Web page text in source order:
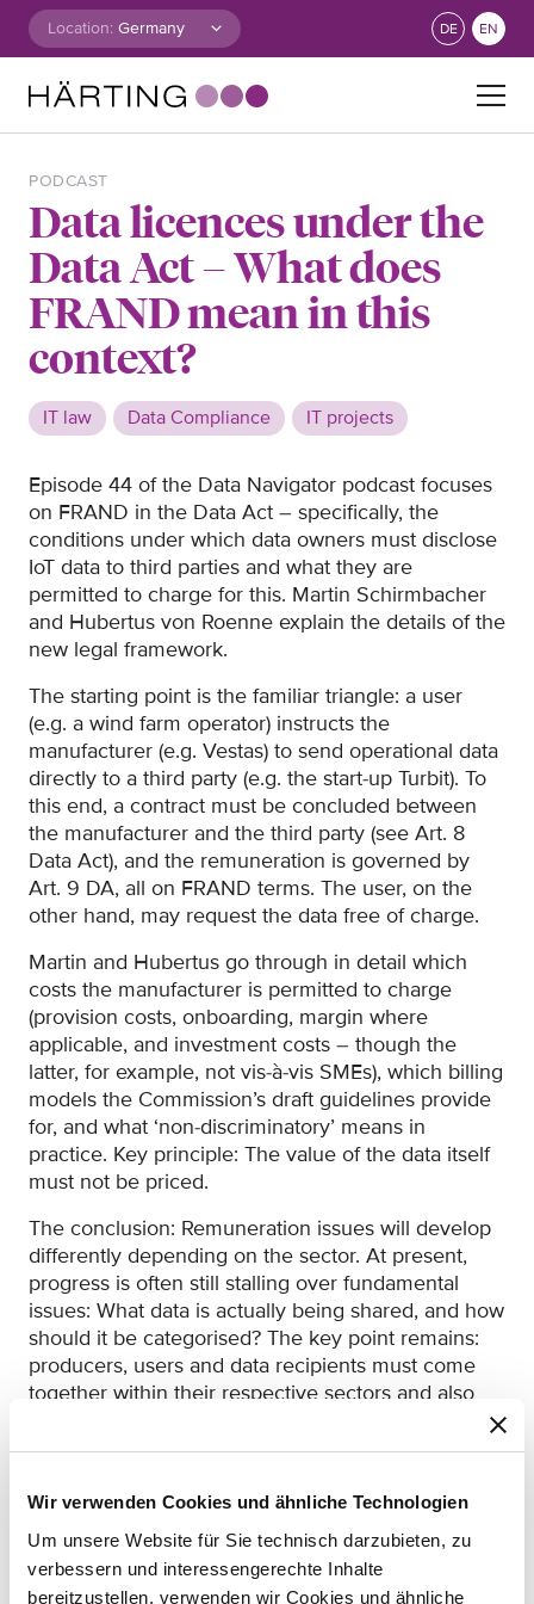
Wir verwenden Cookies und ähnliche Technologien
Um unsere Website für Sie technisch darzubieten, zu
verbessern und interessengerechte Inhalte
bereitzustellen, verwenden wir Cookies und ähnliche
Skip to content
Location: DE EN
PODCAST
Data licences under the
Data Act – What does
FRAND mean in this
context?
IT law Data Compliance IT projects
Episode 44 of the Data Navigator podcast focuses
on FRAND in the Data Act – specifically, the
conditions under which data owners must disclose
IoT data to third parties and what they are
permitted to charge for this. Martin Schirmbacher
and Hubertus von Roenne explain the details of the
new legal framework.
The starting point is the familiar triangle: a user
(e.g. a wind farm operator) instructs the
manufacturer (e.g. Vestas) to send operational data
directly to a third party (e.g. the start-up Turbit). To
this end, a contract must be concluded between
the manufacturer and the third party (see Art. 8
Data Act), and the remuneration is governed by
Art. 9 DA, all on FRAND terms. The user, on the
other hand, may request the data free of charge.
Martin and Hubertus go through in detail which
costs the manufacturer is permitted to charge
(provision costs, onboarding, margin where
applicable, and investment costs – though the
latter, for example, not vis-à-vis SMEs), which billing
models the Commission’s draft guidelines provide
for, and what ‘non-discriminatory’ means in
practice. Key principle: The value of the data itself
must not be priced.
The conclusion: Remuneration issues will develop
differently depending on the sector. At present,
progress is often still stalling over fundamental
issues: What data is actually being shared, and how
should it be categorised? The key point remains:
producers, users and data recipients must come
together within their respective sectors and also
discuss the terms and conditions of data provision.